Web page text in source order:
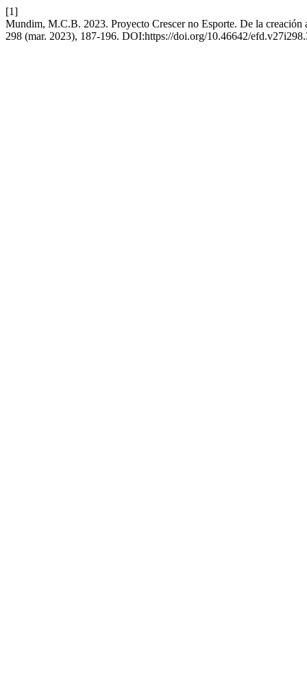
[1]
Mundim, M.C.B. 2023. Proyecto Crescer no Esporte. De la
298 (mar. 2023), 187-196. DOI:https://doi.org/10.46642/